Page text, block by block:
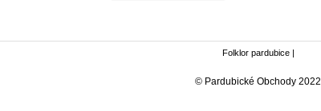
Folklor pardubice|
© Pardubické Obchody 2022